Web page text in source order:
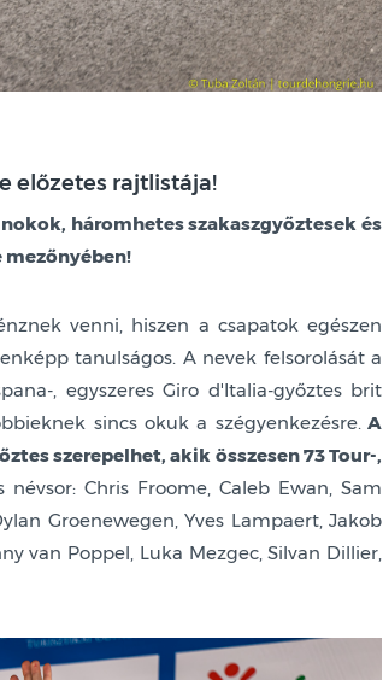
előzetes rajtlistája!
háromhetes szakaszgyőztesek és
venni, hiszen a csapatok egészen
tanulságos. A nevek felsorolását a
, egyszeres Giro d'Italia-győztes brit
sincs okuk a szégyenkezésre.A
szerepelhet, akik összesen 73 Tour-,
névsor: Chris Froome, Caleb Ewan, Sam
Groenewegen, Yves Lampaert, Jakob
van Poppel, Luka Mezgec, Silvan Dillier,